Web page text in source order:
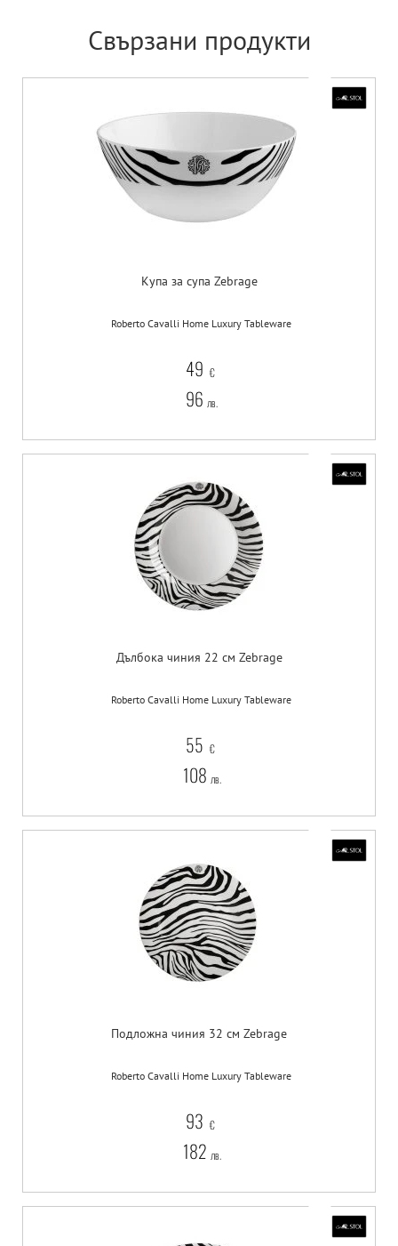
Свързани продукти
Купа за супа Zebrage
Roberto Cavalli Home Luxury Tableware
49 €
96 лв.
Дълбока чиния 22 см Zebrage
Roberto Cavalli Home Luxury Tableware
55 €
108 лв.
Подложна чиния 32 см Zebrage
Roberto Cavalli Home Luxury Tableware
93 €
182 лв.